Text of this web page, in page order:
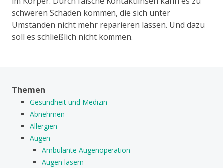
schweren Schäden kommen, die sich unter
Umständen nicht mehr reparieren lassen. Und dazu
soll es schließlich nicht kommen.
Themen
Gesundheit und Medizin
Abnehmen
Allergien
Augen
Ambulante Augenoperation
Augen lasern